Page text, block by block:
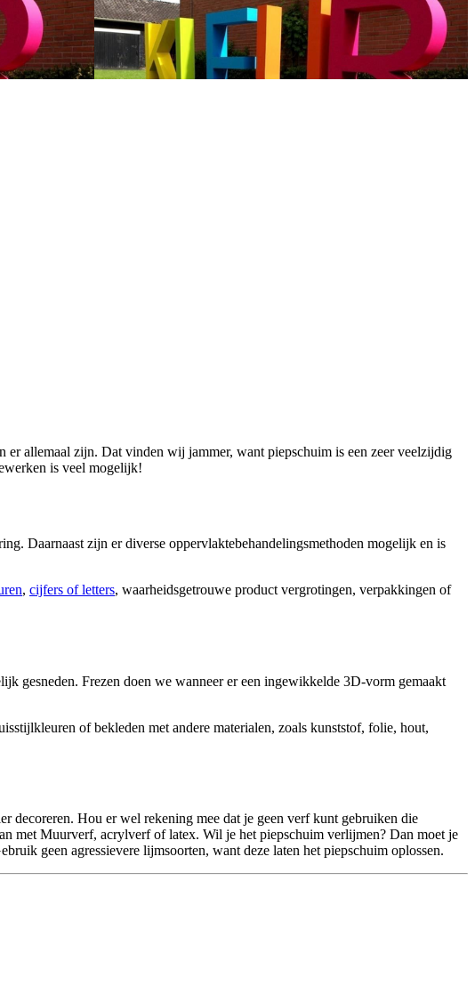
allemaal zijn. Dat vinden wij jammer, want piepschuim is een zeer veelzijdig
is veel mogelijk!
Daarnaast zijn er diverse oppervlaktebehandelingsmethoden mogelijk en is
, cijfers of letters, waarheidsgetrouwe product vergrotingen, verpakkingen of
gesneden. Frezen doen we wanneer er een ingewikkelde 3D-vorm gemaakt
of bekleden met andere materialen, zoals kunststof, folie, hout,
decoreren. Hou er wel rekening mee dat je geen verf kunt gebruiken die
met Muurverf, acrylverf of latex. Wil je het piepschuim verlijmen? Dan moet je
geen agressievere lijmsoorten, want deze laten het piepschuim oplossen.